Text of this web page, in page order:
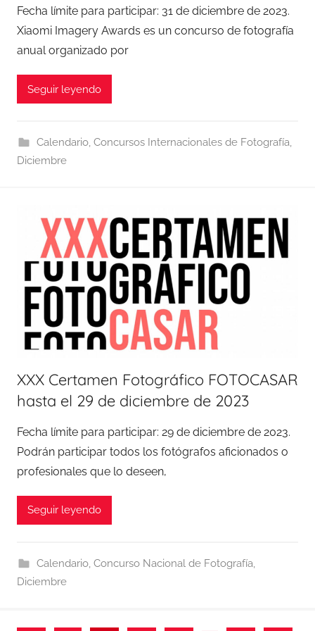
Fecha límite para participar: 31 de diciembre de 2023.
Xiaomi Imagery Awards es un concurso de fotografía
anual organizado por
Seguir leyendo
Calendario, Concursos Internacionales de Fotografía,
Diciembre
XXX Certamen Fotográfico FOTOCASAR
hasta el 29 de diciembre de 2023
Fecha límite para participar: 29 de diciembre de 2023.
Podrán participar todos los fotógrafos aficionados o
profesionales que lo deseen,
Seguir leyendo
Calendario, Concurso Nacional de Fotografía,
Diciembre